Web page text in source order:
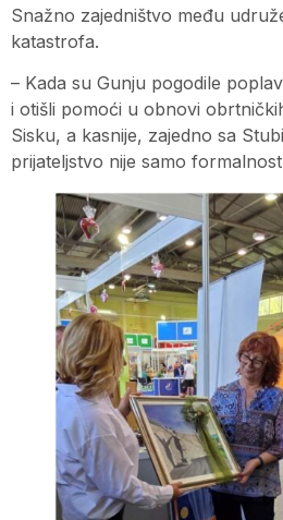
Snažno zajedništvo među
katastrofa.
– Kada su Gunju pogodile
i otišli pomoći u obnovi
Sisku, a kasnije, zajedno sa
prijateljstvo nije samo